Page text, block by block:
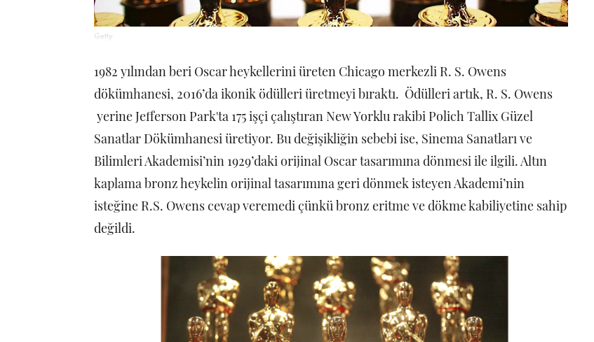
Getty
1982 yılından beri Oscar heykellerini üreten Chicago merkezli R. S. Owens
dökümhanesi, 2016’da ikonik ödülleri üretmeyi bıraktı. Ödülleri artık, R. S. Owens
yerine Jefferson Park'ta 175 işçi çalıştıran New Yorklu rakibi Polich Tallix Güzel
Sanatlar Dökümhanesi üretiyor. Bu değişikliğin sebebi ise, Sinema Sanatları ve
Bilimleri Akademisi’nin 1929’daki orijinal Oscar tasarımına dönmesi ile ilgili. Altın
kaplama bronz heykelin orijinal tasarımına geri dönmek isteyen Akademi’nin
isteğine R.S. Owens cevap veremedi çünkü bronz eritme ve dökme kabiliyetine sahip
değildi.